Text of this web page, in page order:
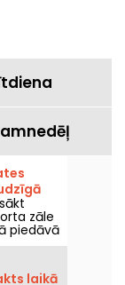
zāle
piedāvā
laikā